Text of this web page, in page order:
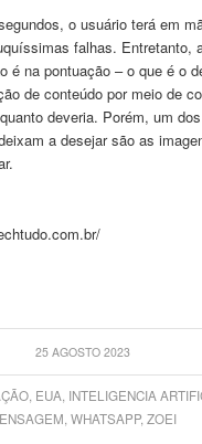
o usuário terá em
falhas. Entretanto,
é na pontuação – o que é o
de conteúdo por meio de
deveria. Porém, um
a desejar são as
25 AGOSTO 2023
, EUA INTELIGENCIA
,WHATSAPP,ZOEI